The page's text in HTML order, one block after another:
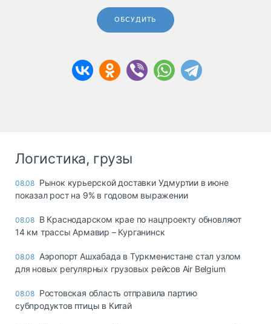
ОБСУДИТЬ
Логистика, грузы
08.08 Рынок курьерской доставки Удмуртии в июне
показал рост на 9% в годовом выражении
08.08 В Краснодарском крае по нацпроекту обновляют
14 км трассы Армавир – Курганинск
08.08 Аэропорт Ашхабада в Туркменистане стал узлом
для новых регулярных грузовых рейсов Air Belgium
08.08 Ростовская область отправила партию
субпродуктов птицы в Китай